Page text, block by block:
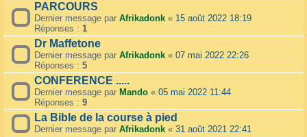
PARCOURS
Dernier message par Afrikadonk « 15 août 2022 18:19
Réponses : 1
Dr Maffetone
Dernier message par Afrikadonk « 07 mai 2022 22:26
Réponses : 5
CONFERENCE .....
Dernier message par Mando « 05 mai 2022 11:44
Réponses : 9
La Bible de la course à pied
Dernier message par Afrikadonk « 31 août 2021 22:41